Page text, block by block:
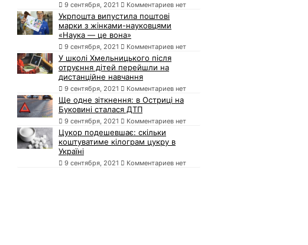
9 сентября, 2021 Комментариев нет
Укрпошта випустила поштові
марки з жінками-науковцями
«Наука — це вона»
9 сентября, 2021 Комментариев нет
У школі Хмельницького після
отруєння дітей перейшли на
дистанційне навчання
9 сентября, 2021 Комментариев нет
Ще одне зіткнення: в Остриці на
Буковині сталася ДТП
9 сентября, 2021 Комментариев нет
Цукор подешевшає: скільки
коштуватиме кілограм цукру в
Україні
9 сентября, 2021 Комментариев нет